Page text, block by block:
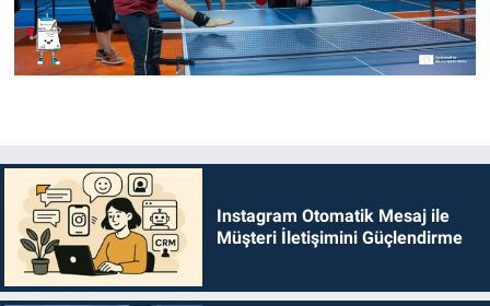
Instagram Otomatik Mesaj ile
Müşteri İletişimini Güçlendirme